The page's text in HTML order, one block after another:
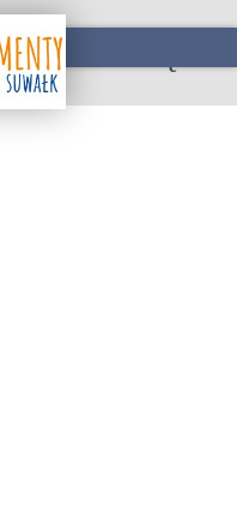
Hańczą